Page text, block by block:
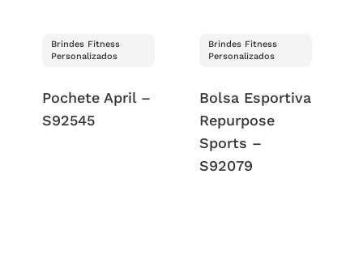
Brindes Fitness
Personalizados
Pochete April –
S92545
Brindes Fitness
Personalizados
Bolsa Esportiva
Repurpose
Sports –
S92079